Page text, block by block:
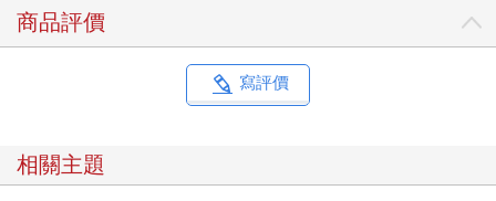
商品評價
寫評價
相關主題